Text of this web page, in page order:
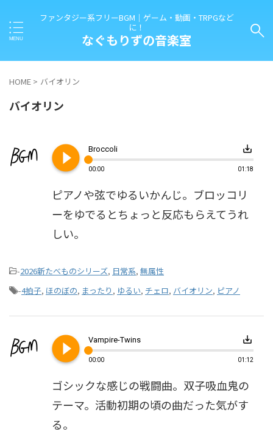
ファンタジー系フリーBGM｜ゲーム・動画・TRPGなど
に！
なぐもりずの音楽室
HOME > バイオリン
バイオリン
play_circle_filled Broccoli save_alt
00:00 01:18
ピアノや弦でゆるいかんじ。ブロッコリ
ーをゆでるとちょっと反応もらえてうれ
しい。
-2026新たべものシリーズ, 日常系, 無属性
-4拍子, ほのぼの, まったり , ゆるい, チェロ, バイオリン, ピアノ
play_circle_filled Vampire-Twins save_alt
00:00 01:12
ゴシックな感じの戦闘曲。双子吸血鬼の
テーマ。活動初期の頃の曲だった気がす
る。